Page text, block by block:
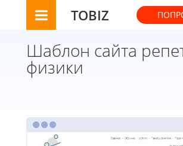
TOBIZ
Шаблон сайта
физики